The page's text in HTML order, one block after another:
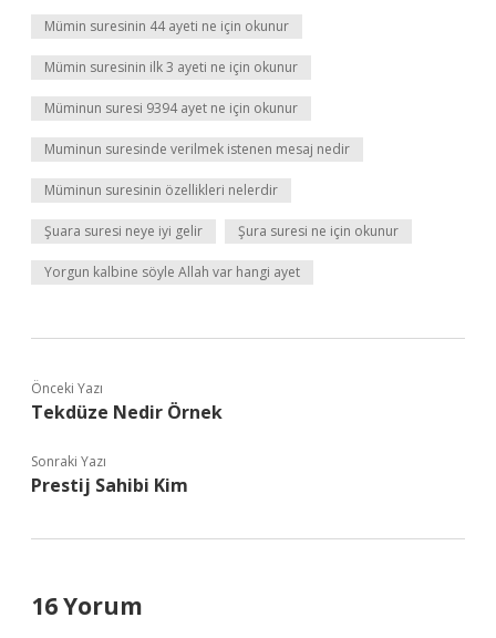
Mümin suresinin 44 ayeti ne için okunur
Mümin suresinin ilk 3 ayeti ne için okunur
Müminun suresi 9394 ayet ne için okunur
Muminun suresinde verilmek istenen mesaj nedir
Müminun suresinin özellikleri nelerdir
Şuara suresi neye iyi gelir Şura suresi ne için okunur
Yorgun kalbine söyle Allah var hangi ayet
Önceki Yazı
Tekdüze Nedir Örnek
Sonraki Yazı
Prestij Sahibi Kim
16 Yorum